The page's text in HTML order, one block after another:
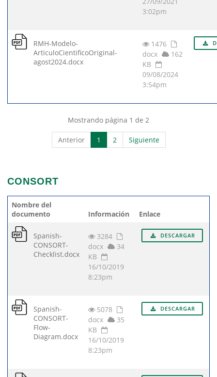
3:02pm
RMH-Modelo-
ArticuloCientificoOriginal-
agost2024.docx
1476
docx
162
KB
09/08/2024
3:54pm
Mostrando página 1 de 2
Anterior 1 2 Siguiente
CONSORT
Nombre del
documento
Información Enlace
Spanish-
CONSORT-
Checklist.docx
3284
docx
34
KB
16/10/2019
8:23pm
DESCARGAR
Spanish-
CONSORT-
Flow-
Diagram.docx
5078
docx
35
KB
16/10/2019
8:23pm
DESCARGAR